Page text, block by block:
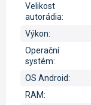
Velikost
autorádia:
Výkon:
Operační
systém:
OS Android:
RAM: